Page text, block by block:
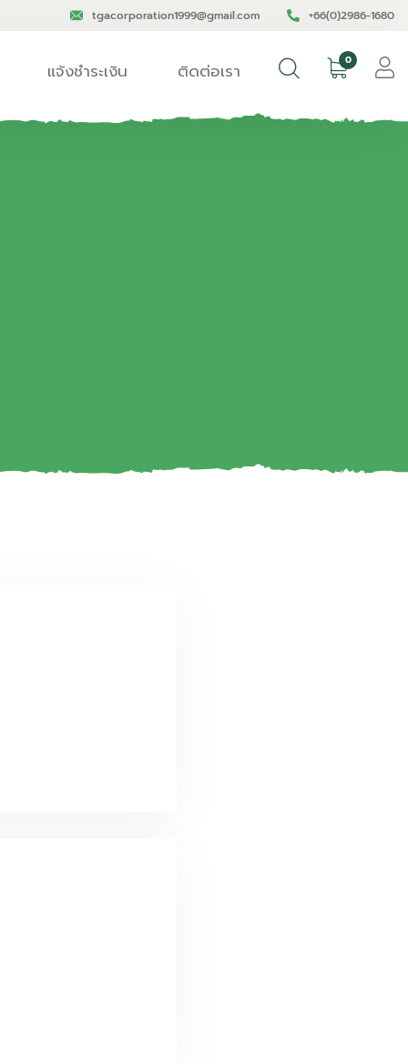
tgacorporation1999@gmail.com +66(0)2986-1680
แจ้งชำระเงิน ติดต่อเรา 0